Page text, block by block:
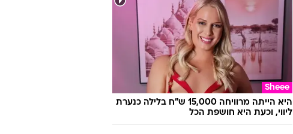
Sheee
היא הייתה מרוויחה 15,000 ש"ח בלילה כנערת
ליווי, וכעת היא חושפת הכל